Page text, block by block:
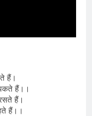
हैं।
हैं।।
हैं।
हैं।।